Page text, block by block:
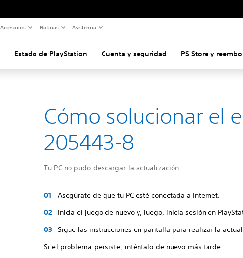
Accesorios Noticias Asistencia
Estado de PlayStation Cuenta y seguridad PS Store y
Cómo solucionar el
205443-8
Tu PC no pudo descargar la actualización.
Asegúrate de que tu PC esté conectada a Internet.
Inicia el juego de nuevo y, luego, inicia sesión en
Sigue las instrucciones en pantalla para realizar la
Si el problema persiste, inténtalo de nuevo más tarde.